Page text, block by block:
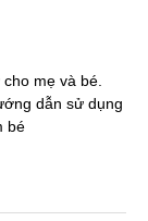
mẹ và bé.
dẫn sử dụng
bé